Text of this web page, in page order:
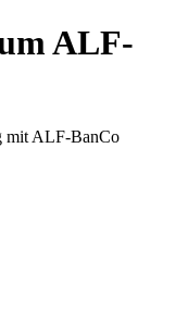
ALF-
mit ALF-BanCo